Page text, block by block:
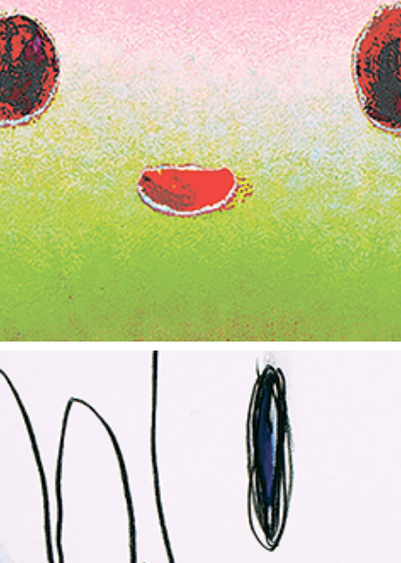
朝露通信111-120 ASATUYUTUUSHIN111-120
2015